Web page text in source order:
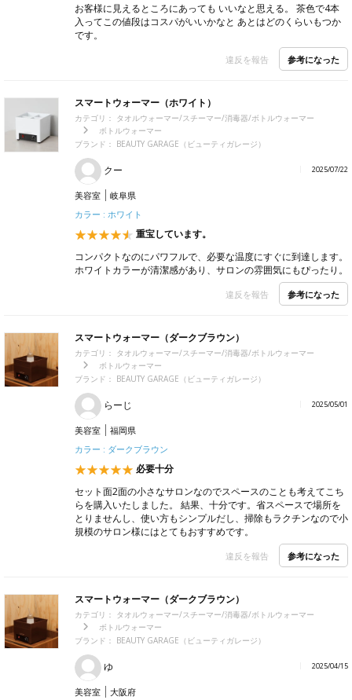
お客様に見えるところにあっても いいなと思える。 茶色で4本
入ってこの値段はコスパがいいかなと あとはどのくらいもつか
です。
違反を報告 参考になった
スマートウォーマー（ホワイト）
カテゴリ： タオルウォーマー/スチーマー/消毒器/ボトルウォーマー
ボトルウォーマー
ブランド： BEAUTY GARAGE（ビューティガレージ）
クー 2025/07/22
美容室
岐阜県
カラー : ホワイト
重宝しています。
コンパクトなのにパワフルで、必要な温度にすぐに到達します。
ホワイトカラーが清潔感があり、サロンの雰囲気にもぴったり。
違反を報告 参考になった
スマートウォーマー（ダークブラウン）
カテゴリ： タオルウォーマー/スチーマー/消毒器/ボトルウォーマー
ボトルウォーマー
ブランド： BEAUTY GARAGE（ビューティガレージ）
らーじ 2025/05/01
美容室
福岡県
カラー : ダークブラウン
必要十分
セット面2面の小さなサロンなのでスペースのことも考えてこち
らを購入いたしました。 結果、十分です。省スペースで場所を
とりませんし、使い方もシンプルだし、掃除もラクチンなので小
規模のサロン様にはとてもおすすめです。
違反を報告 参考になった
スマートウォーマー（ダークブラウン）
カテゴリ： タオルウォーマー/スチーマー/消毒器/ボトルウォーマー
ボトルウォーマー
ブランド： BEAUTY GARAGE（ビューティガレージ）
ゆ 2025/04/15
美容室
大阪府